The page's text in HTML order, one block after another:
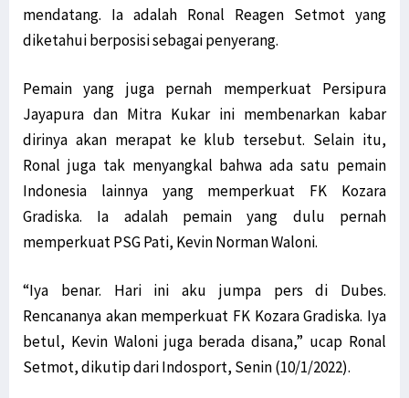
mendatang. Ia adalah Ronal Reagen Setmot yang
diketahui berposisi sebagai penyerang.
Pemain yang juga pernah memperkuat Persipura
Jayapura dan Mitra Kukar ini membenarkan kabar
dirinya akan merapat ke klub tersebut. Selain itu,
Ronal juga tak menyangkal bahwa ada satu pemain
Indonesia lainnya yang memperkuat FK Kozara
Gradiska. Ia adalah pemain yang dulu pernah
memperkuat PSG Pati, Kevin Norman Waloni.
“Iya benar. Hari ini aku jumpa pers di Dubes.
Rencananya akan memperkuat FK Kozara Gradiska. Iya
betul, Kevin Waloni juga berada disana,” ucap Ronal
Setmot, dikutip dari Indosport, Senin (10/1/2022).